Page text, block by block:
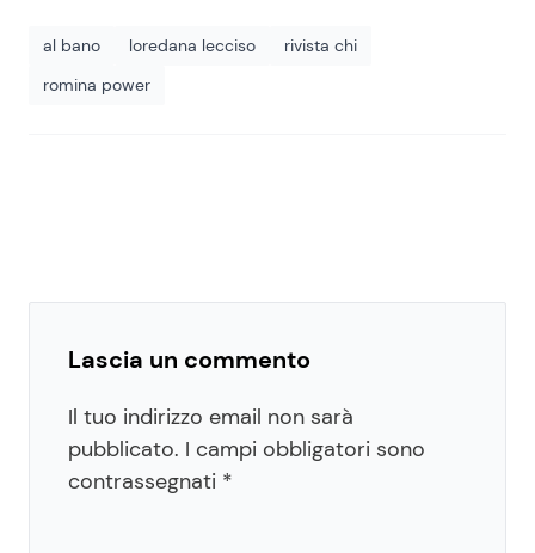
al bano loredana lecciso
rivista chi
romina power
Lascia un commento
Il tuo indirizzo email non sarà
pubblicato. I campi obbligatori sono
contrassegnati *